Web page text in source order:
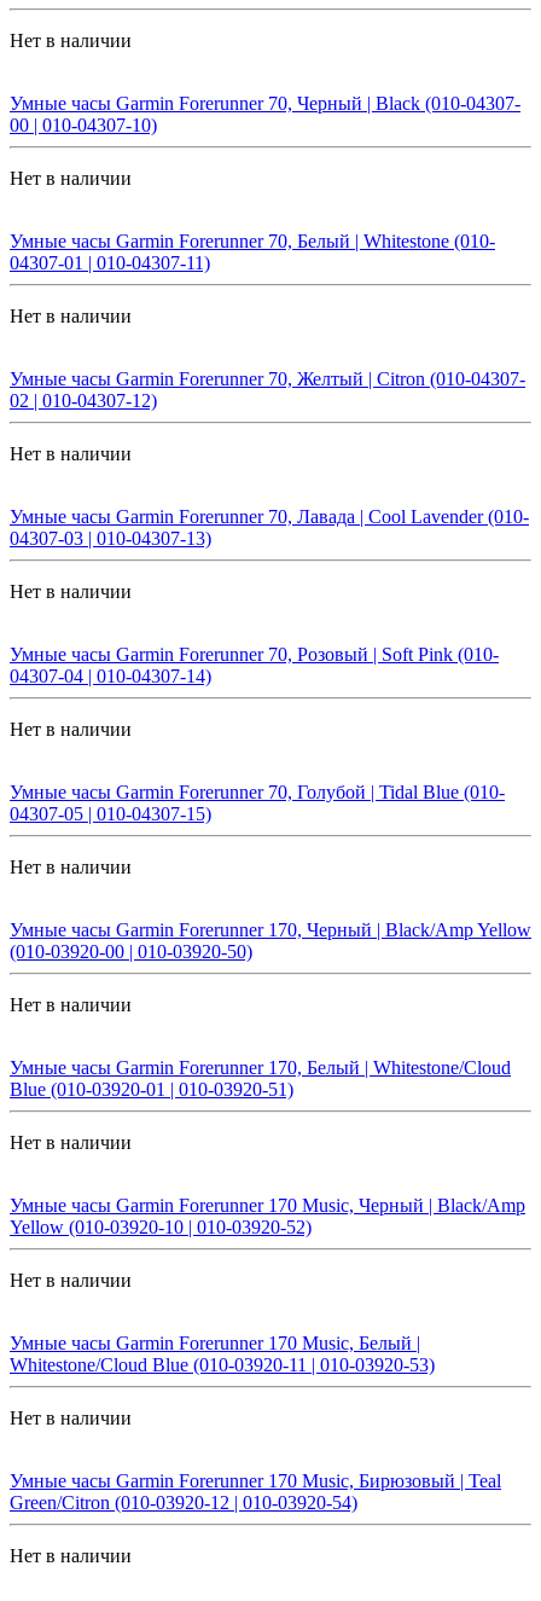
Нет в наличии
Умные часы Garmin Forerunner 70, Черный | Black (010-04307-
00 | 010-04307-10)
Нет в наличии
Умные часы Garmin Forerunner 70, Белый | Whitestone (010-
04307-01 | 010-04307-11)
Нет в наличии
Умные часы Garmin Forerunner 70, Желтый | Citron (010-04307-
02 | 010-04307-12)
Нет в наличии
Умные часы Garmin Forerunner 70, Лавада | Cool Lavender (010-
04307-03 | 010-04307-13)
Нет в наличии
Умные часы Garmin Forerunner 70, Розовый | Soft Pink (010-
04307-04 | 010-04307-14)
Нет в наличии
Умные часы Garmin Forerunner 70, Голубой | Tidal Blue (010-
04307-05 | 010-04307-15)
Нет в наличии
Умные часы Garmin Forerunner 170, Черный | Black/Amp Yellow
(010-03920-00 | 010-03920-50)
Нет в наличии
Умные часы Garmin Forerunner 170, Белый | Whitestone/Cloud
Blue (010-03920-01 | 010-03920-51)
Нет в наличии
Умные часы Garmin Forerunner 170 Music, Черный | Black/Amp
Yellow (010-03920-10 | 010-03920-52)
Нет в наличии
Умные часы Garmin Forerunner 170 Music, Белый |
Whitestone/Cloud Blue (010-03920-11 | 010-03920-53)
Нет в наличии
Умные часы Garmin Forerunner 170 Music, Бирюзовый | Teal
Green/Citron (010-03920-12 | 010-03920-54)
Нет в наличии